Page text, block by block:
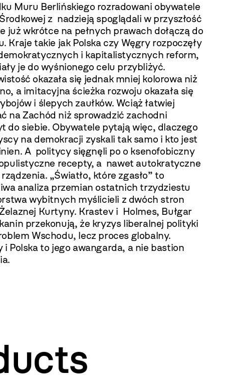
Muru Berlińskiego rozradowani obywatele
z nadzieją spoglądali w przyszłość
już wkrótce na pełnych prawach dołączą do
Kraje takie jak Polska czy Węgry rozpoczęły
i kapitalistycznych reform,
je do wyśnionego celu przybliżyć.
okazała się jednak mniej kolorowa niż
a imitacyjna ścieżka rozwoju okazała się
i ślepych zaułków. Wciąż łatwiej
na Zachód niż sprowadzić zachodni
do siebie. Obywatele pytają więc, dlaczego
na demokracji zyskali tak samo i kto jest
A politycy sięgnęli po o ksenofobiczny
recepty, a nawet autokratyczne
„Światło, które zgasło” to
analiza przemian ostatnich trzydziestu
wybitnych myślicieli z dwóch stron
Kurtyny. Krastev i Holmes, Bułgar
przekonują, że kryzys liberalnej polityki
Wschodu, lecz proces globalny.
i Polska to jego awangarda, a nie bastion